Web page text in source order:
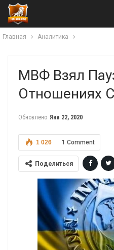
Главная Аналитика
МВФ Взял
Отношениях
Обновлено Янв 22, 2020
1 Comment
1 026
Поделиться